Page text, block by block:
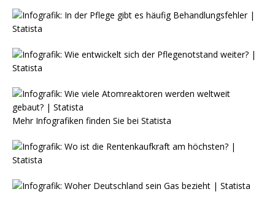
Mehr Infografiken finden Sie bei Statista